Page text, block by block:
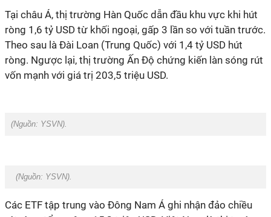
Tại châu Á, thị trường Hàn Quốc dẫn đầu khu vực khi hút
ròng 1,6 tỷ USD từ khối ngoại, gấp 3 lần so với tuần trước.
Theo sau là Đài Loan (Trung Quốc) với 1,4 tỷ USD hút
ròng. Ngược lại, thị trường Ấn Độ chứng kiến làn sóng rút
vốn mạnh với giá trị 203,5 triệu USD.
(Nguồn: YSVN).
(Nguồn: YSVN).
Các ETF tập trung vào Đông Nam Á ghi nhận đảo chiều